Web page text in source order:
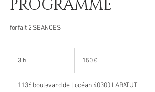
PROGRAMME
forfait 2 SEANCES
3 h 150 €
1136 boulevard de l'océan 40300 LABATUT